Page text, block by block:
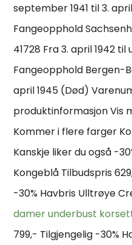
september 1941 til 3.
Fangeopphold
41728 Fra 3. april 1942
Fangeopphold Bergen-
april 1945 (Død)
produktinformasjon Vis
Kommer i flere farger
Kanskje liker du også -
Kongeblå Tilbudspris
-30% Havbris Ulltrøye
damer underbust
799,- Tilgjengelig -30%